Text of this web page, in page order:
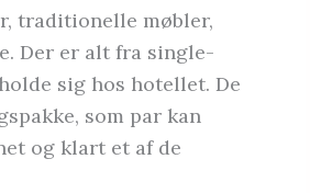
traditionelle møbler,
Der er alt fra single-
sig hos hotellet. De
som par kan
og klart et af de